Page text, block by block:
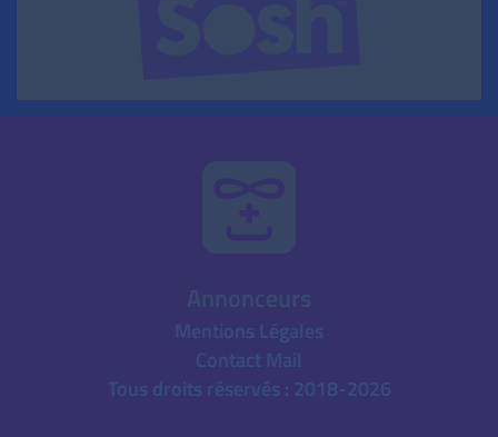
Mentions Légales
Contact Mail
Tous droits réservés : 2018-2026